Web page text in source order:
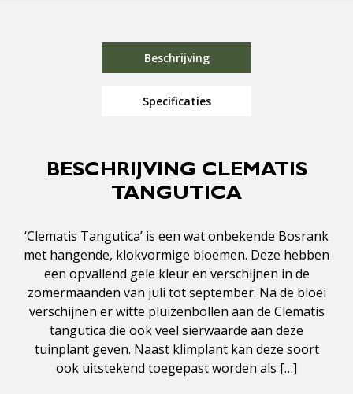
Beschrijving
Specificaties
BESCHRIJVING CLEMATIS
TANGUTICA
‘Clematis Tangutica’ is een wat onbekende Bosrank
met hangende, klokvormige bloemen. Deze hebben
een opvallend gele kleur en verschijnen in de
zomermaanden van juli tot september. Na de bloei
verschijnen er witte pluizenbollen aan de Clematis
tangutica die ook veel sierwaarde aan deze
tuinplant geven. Naast klimplant kan deze soort
ook uitstekend toegepast worden als […]